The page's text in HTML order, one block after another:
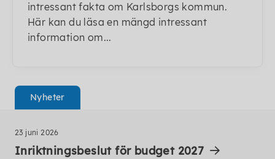
intressant fakta om Karlsborgs kommun.
Här kan du läsa en mängd intressant
information om...
Nyheter
23 juni 2026
Inriktningsbeslut för budget 2027